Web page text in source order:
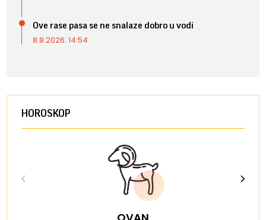
Ove rase pasa se ne snalaze dobro u vodi
8.8.2026. 14:54
HOROSKOP